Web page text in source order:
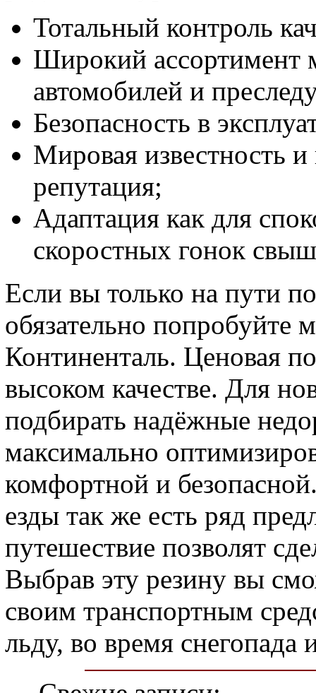
Тотальный контроль
Широкий ассортимент
автомобилей и
Безопасность в
Мировая известность
репутация;
Адаптация как для
скоростных гонок
Если вы только на пути
обязательно попробуйте
Континенталь. Ценовая
высоком качестве. Для
подбирать надёжные
максимально
комфортной и
езды так же есть ряд
путешествие позволят
Выбрав эту резину вы
своим транспортным
льду, во время снегопада